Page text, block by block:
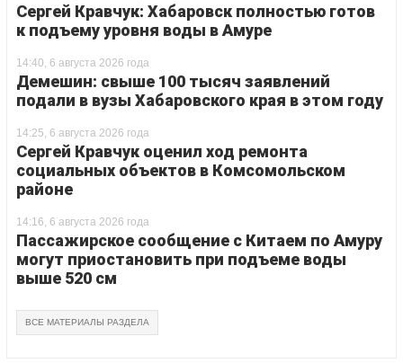
Сергей Кравчук: Хабаровск полностью готов
к подъему уровня воды в Амуре
14:40, 6 августа 2026 года
Демешин: свыше 100 тысяч заявлений
подали в вузы Хабаровского края в этом году
14:25, 6 августа 2026 года
Сергей Кравчук оценил ход ремонта
социальных объектов в Комсомольском
районе
14:16, 6 августа 2026 года
Пассажирское сообщение с Китаем по Амуру
могут приостановить при подъеме воды
выше 520 см
ВСЕ МАТЕРИАЛЫ РАЗДЕЛА